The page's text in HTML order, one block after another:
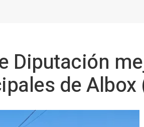
Diputación
de Albox